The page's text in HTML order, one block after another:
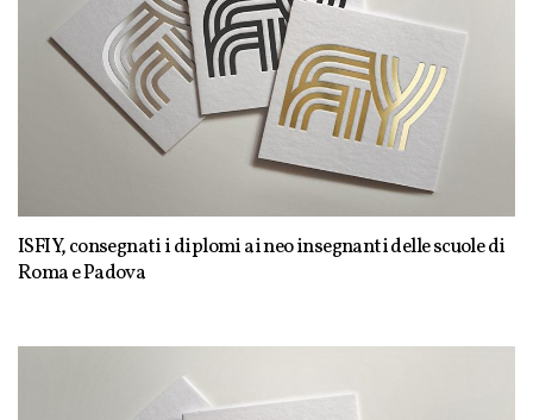
ISFIY, consegnati i diplomi ai neo insegnanti delle scuole di
Roma e Padova